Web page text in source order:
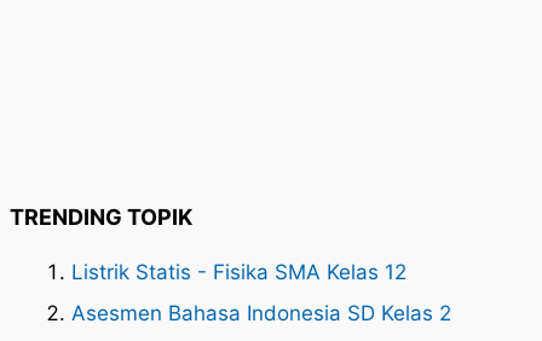
TRENDING TOPIK
Listrik Statis - Fisika SMA Kelas 12
Asesmen Bahasa Indonesia SD Kelas 2